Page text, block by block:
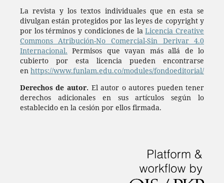
La revista y los textos individuales que en esta se
divulgan están protegidos por las leyes de copyright y
por los términos y condiciones de laLicencia Creative
Commons Atribución-No Comercial-Sin Derivar 4.0
Internacional. Permisos que vayan más allá de lo
cubierto por esta licencia pueden encontrarse
en https://www.funlam.edu.co/modules/fondoeditorial/
Derechos de autor. El autor o autores pueden tener
derechos adicionales en sus artículos según lo
establecido en la cesión por ellos firmada.